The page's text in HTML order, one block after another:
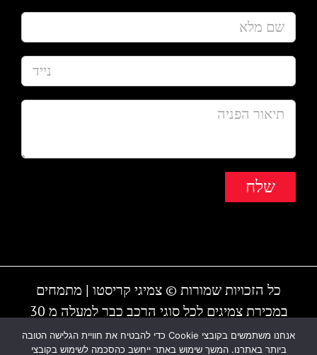
כל הזכויות שמורות © צמיגי קריסטו | מתמחים
במכירת צמיגים לכל סוגי הרכב כבר למעלה מ 30
שנה | המקום עובד גם בשבת | חייגו - 1-700-700-
אנחנו משתמשים בקובצי Cookie כדי להבטיח את חוויית הגלישה הטובה
ביותר באתרנו. המשך שימוש באתר ייחשב כהסכמה לשימוש בקובצי